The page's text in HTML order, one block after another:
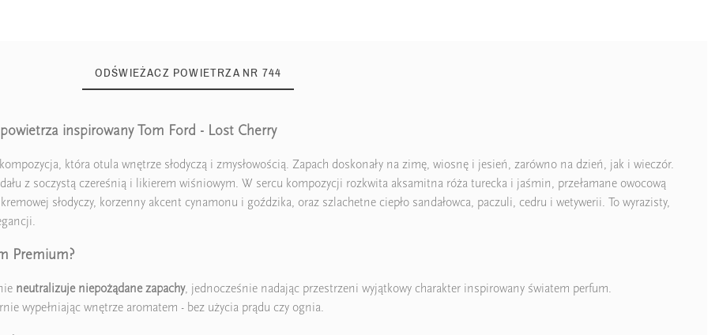
ODŚWIEŻACZ POWIETRZA NR 744
inspirowany Tom Ford - Lost Cherry
kompozycja, która otula wnętrze słodyczą i zmysłowością. Zapach doskonały na zimę, wiosnę i jesień, zarówno na dzień, jak i wieczór.
z soczystą czereśnią i likierem wiśniowym. W sercu kompozycji rozkwita aksamitna róża turecka i jaśmin, przełamane owocową
słodyczy, korzenny akcent cynamonu i goździka, oraz szlachetne ciepło sandałowca, paczuli, cedru i wetywerii. To wyrazisty,
Premium?
neutralizuje niepożądane zapachy, jednocześnie nadając przestrzeni wyjątkowy charakter inspirowany światem perfum.
wypełniając wnętrze aromatem - bez użycia prądu czy ognia.